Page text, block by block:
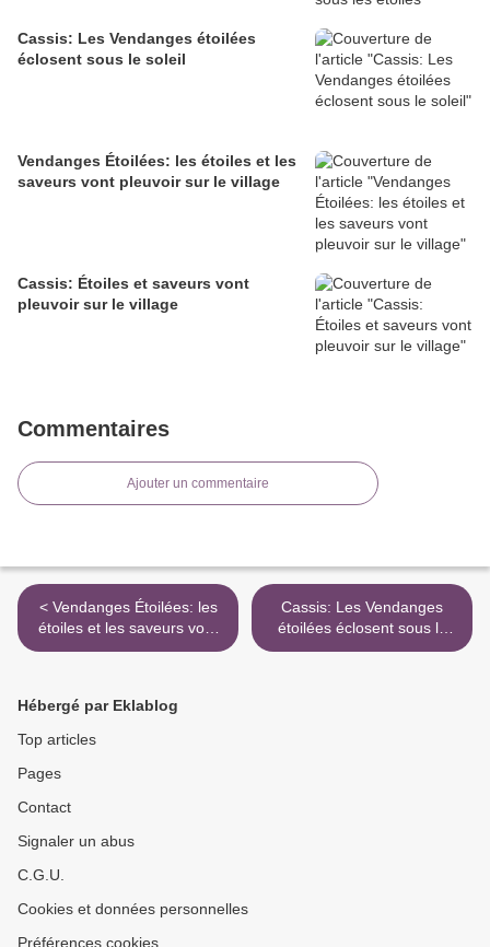
Cassis: Les Vendanges étoilées
éclosent sous le soleil
Vendanges Étoilées: les étoiles et les
saveurs vont pleuvoir sur le village
Cassis: Étoiles et saveurs vont
pleuvoir sur le village
Commentaires
Ajouter un commentaire
< Vendanges Étoilées: les
étoiles et les saveurs vont
pleuvoir sur le village
Cassis: Les Vendanges
étoilées éclosent sous le
soleil >
Hébergé par Eklablog
Top articles
Pages
Contact
Signaler un abus
C.G.U.
Cookies et données personnelles
Préférences cookies